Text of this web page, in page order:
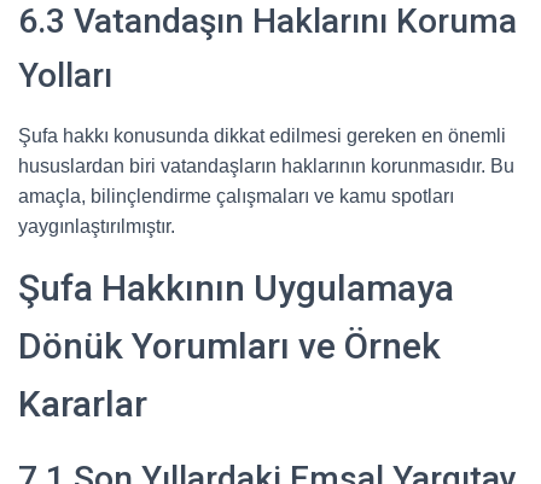
6.3 Vatandaşın Haklarını Koruma
Yolları
Şufa hakkı konusunda dikkat edilmesi gereken en önemli
hususlardan biri vatandaşların haklarının korunmasıdır. Bu
amaçla, bilinçlendirme çalışmaları ve kamu spotları
yaygınlaştırılmıştır.
Şufa Hakkının Uygulamaya
Dönük Yorumları ve Örnek
Kararlar